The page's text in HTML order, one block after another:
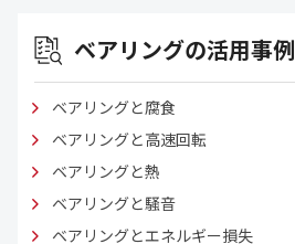
ベアリングの活用事例
ベアリングと腐食
ベアリングと高速回転
ベアリングと熱
ベアリングと騒音
ベアリングとエネルギー損失